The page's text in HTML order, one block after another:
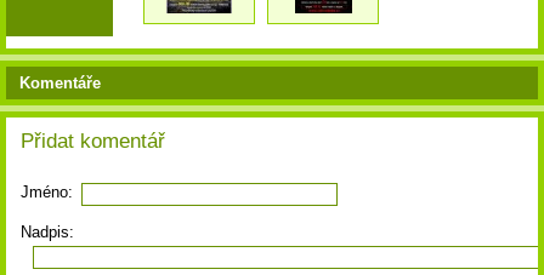
Komentáře
Přidat komentář
Jméno:
Nadpis: